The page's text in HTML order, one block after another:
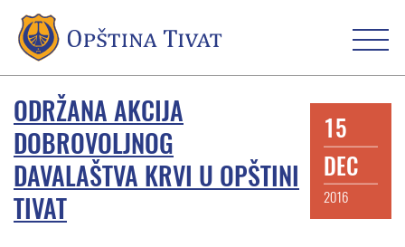
ODRŽANA AKCIJA
DOBROVOLJNOG
DAVALAŠTVA KRVI U OPŠTINI
TIVAT
15
DEC
2016